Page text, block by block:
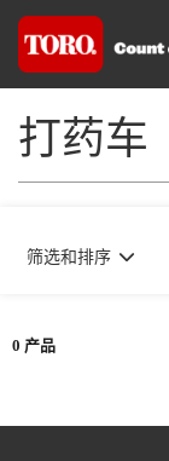
打药车
0 产品
筛选和排序